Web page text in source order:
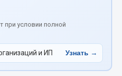
при условии полной
и ИП Узнать →